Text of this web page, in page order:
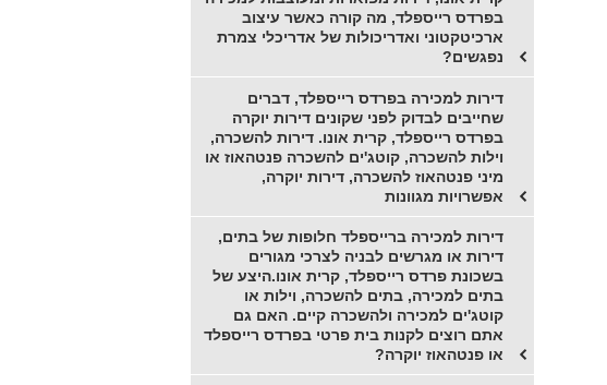
בפרדס רייספלד, מה קורה כאשר עיצוב
ארכיטקטוני ואדריכולות של אדריכלי צמרת
נפגשים?
דירות למכירה בפרדס רייספלד, דברים
שחייבים לבדוק לפני שקונים דירות יוקרה
בפרדס רייספלד, קרית אונו. דירות להשכרה,
וילות להשכרה, קוטג'ים להשכרה פנטהאוז או
מיני פנטהאוז להשכרה, דירות יוקרה,
אפשרויות מגוונות
דירות למכירה ברייספלד חלופות של בתים,
דירות או מגרשים לבניה לצרכי מגורים
בשכונת פרדס רייספלד, קרית אונו.היצע של
בתים למכירה, בתים להשכרה, וילות או
קוטג'ים למכירה ולהשכרה קיים. האם גם
אתם רוצים לקנות בית פרטי בפרדס רייספלד
או פנטהאוז יוקרה?